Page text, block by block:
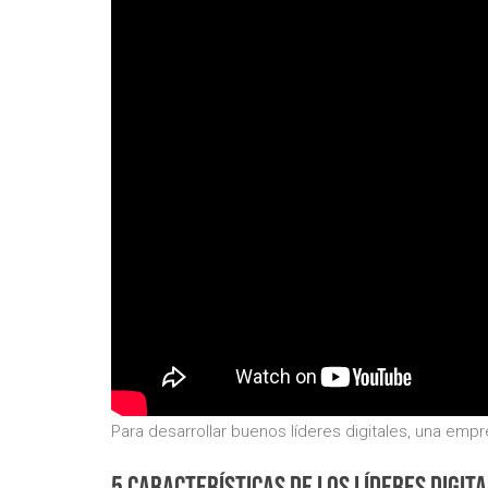
Para desarrollar buenos líderes digitales, una